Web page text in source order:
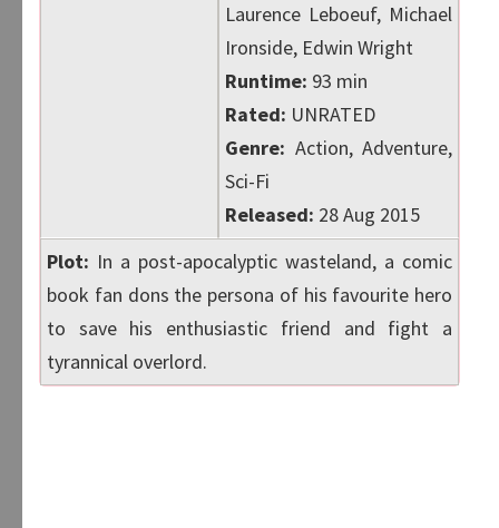
Laurence Leboeuf, Michael
Ironside, Edwin Wright
Runtime: 93 min
Rated: UNRATED
Genre: Action, Adventure,
Sci-Fi
Released: 28 Aug 2015
Plot: In a post-apocalyptic wasteland, a comic
book fan dons the persona of his favourite hero
to save his enthusiastic friend and fight a
tyrannical overlord.